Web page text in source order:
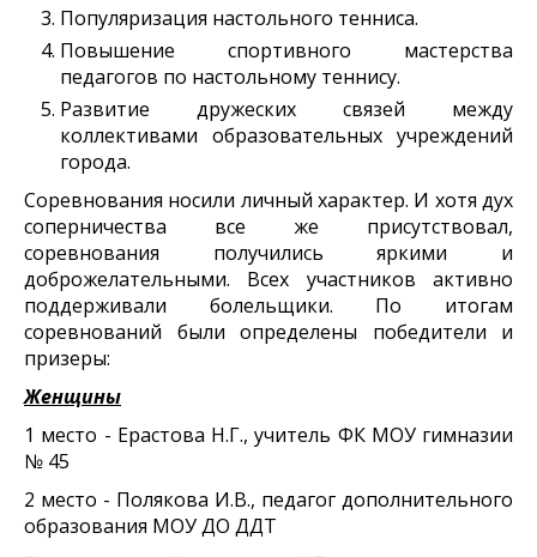
Популяризация настольного тенниса.
Повышение спортивного мастерства
педагогов по настольному теннису.
Развитие дружеских связей между
коллективами образовательных учреждений
города.
Соревнования носили личный характер. И хотя дух
соперничества все же присутствовал,
соревнования получились яркими и
доброжелательными. Всех участников активно
поддерживали болельщики. По итогам
соревнований были определены победители и
призеры:
Женщины
1 место - Ерастова Н.Г., учитель ФК МОУ гимназии
№ 45
2 место - Полякова И.В., педагог дополнительного
образования МОУ ДО ДДТ